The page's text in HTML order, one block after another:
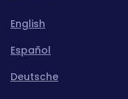
English
Español
Deutsche